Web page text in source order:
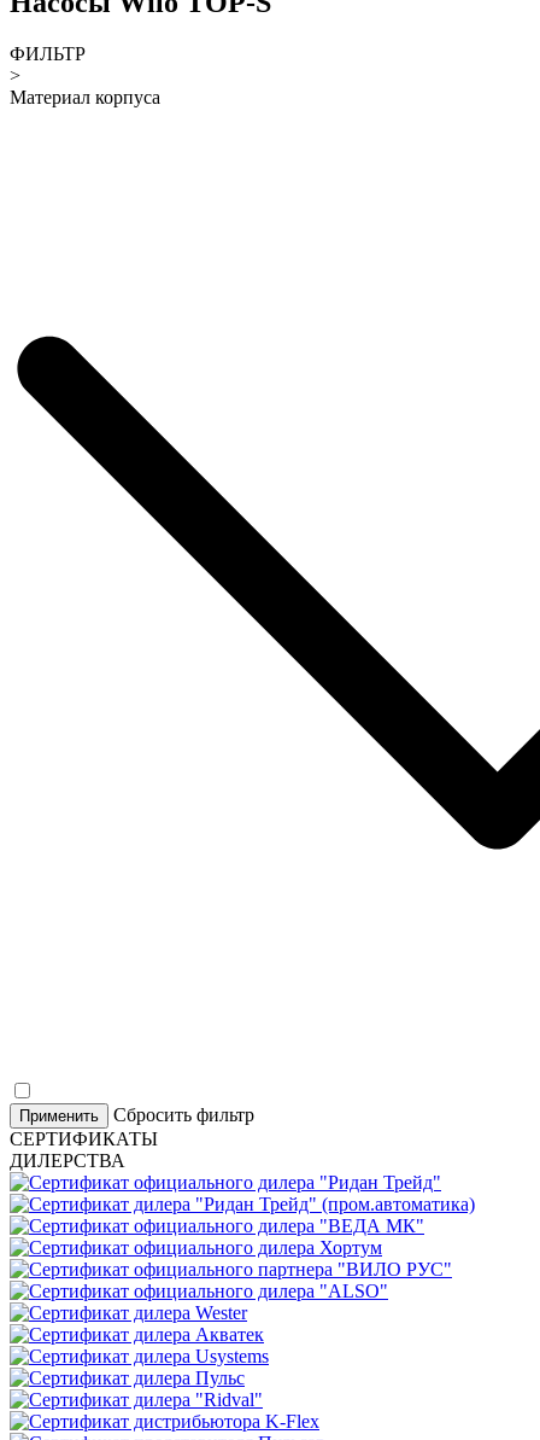
ФИЛЬТР
>
Материал корпуса
Применить
Сбросить фильтр
СЕРТИФИКАТЫ
ДИЛЕРСТВА